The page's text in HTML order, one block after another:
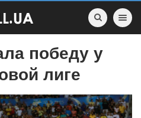
Toggle
победу у
лиге